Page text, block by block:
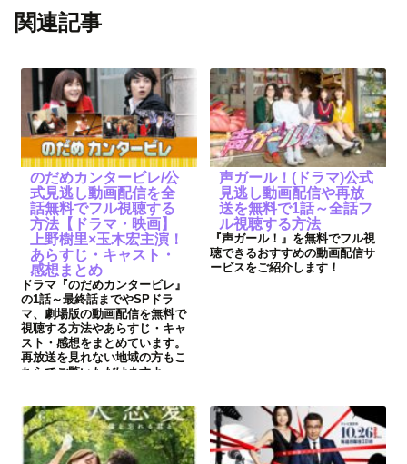
関連記事
のだめカンタービレ/公
式見逃し動画配信を全
話無料でフル視聴する
方法【ドラマ・映画】
上野樹里×玉木宏主演！
あらすじ・キャスト・
感想まとめ
ドラマ『のだめカンタービレ』
の1話～最終話までやSPドラ
マ、劇場版の動画配信を無料で
視聴する方法やあらすじ・キャ
スト・感想をまとめています。
再放送を見れない地域の方もこ
ちらでご覧いただけますよ♪
声ガール！(ドラマ)公式
見逃し動画配信や再放
送を無料で1話～全話フ
ル視聴する方法
『声ガール！』を無料でフル視
聴できるおすすめの動画配信サ
ービスをご紹介します！